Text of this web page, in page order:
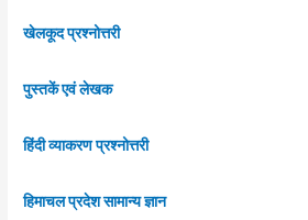
खेलकूद प्रश्नोत्तरी
पुस्तकें एवं लेखक
हिंदी व्याकरण प्रश्नोत्तरी
हिमाचल प्रदेश सामान्य ज्ञान